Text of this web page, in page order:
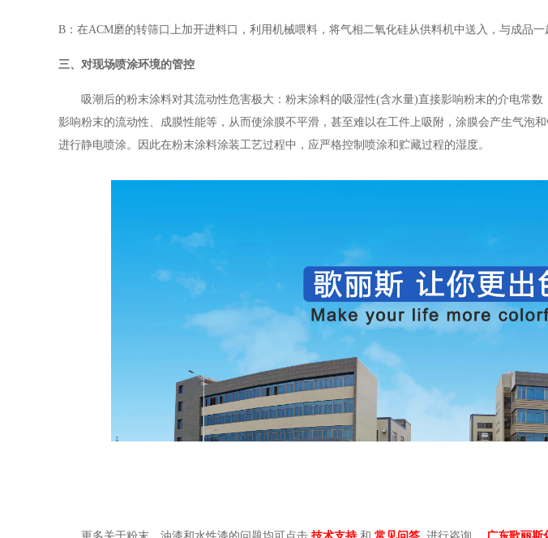
B：在ACM磨的转筛口上加开进料口，利用机械喂料，将气相二氧化硅从供料机中送入，与成品一
三、对现场喷涂环境的管控
吸潮后的粉末涂料对其流动性危害极大：粉末涂料的吸湿性(含水量)直接影响粉末的介电常数
影响粉末的流动性、成膜性能等，从而使涂膜不平滑，甚至难以在工件上吸附，涂膜会产生气泡
进行静电喷涂。因此在粉末涂料涂装工艺过程中，应严格控制喷涂和贮藏过程的湿度。